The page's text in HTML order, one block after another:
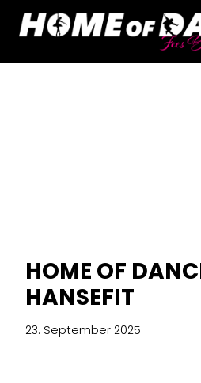
Zum
Inhalt
HOME OF
HANSEFIT
23. September 2025